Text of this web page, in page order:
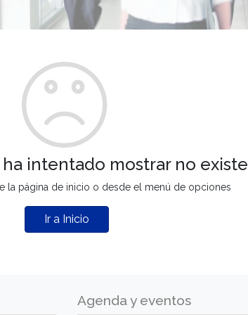
intentado mostrar no existe
la página de inicio o desde el menú de opciones
Ir a Inicio
Agenda y eventos